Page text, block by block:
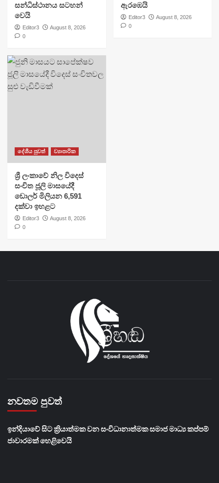
සන්ධිස්ථානය සටහන්
වෙයි
Editor3
August 8, 2026
0
ඇරඹෙයි
Editor3
August 8, 2026
0
දේශීය පුවත් ව්‍යාපාරික
ශ්‍රී ලංකාවේ නිල විදෙස්
සංචිත ජූලි මාසයේදී
ඩොලර් මිලියන 6,591
දක්වා ඉහළට
Editor3
August 8, 2026
0
නවතම පුවත්
​ඉන්දියාවේ සිට ක්‍රියාත්මක වන සංවිධානාත්මක සමාජ මාධ්‍ය කප්පම්
ජාවාරමක් හෙළිවෙයි